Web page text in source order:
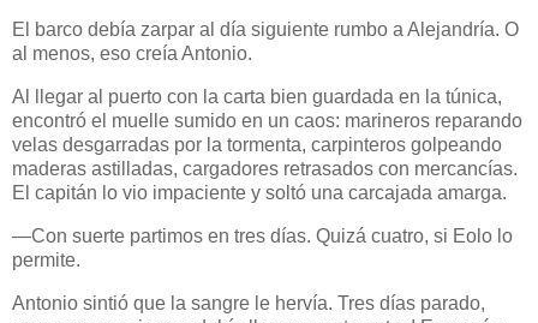
El barco debía zarpar al día siguiente rumbo a Alejandría. O
al menos, eso creía Antonio.
Al llegar al puerto con la carta bien guardada en la túnica,
encontró el muelle sumido en un caos: marineros reparando
velas desgarradas por la tormenta, carpinteros golpeando
maderas astilladas, cargadores retrasados con mercancías.
El capitán lo vio impaciente y soltó una carcajada amarga.
—Con suerte partimos en tres días. Quizá cuatro, si Eolo lo
permite.
Antonio sintió que la sangre le hervía. Tres días parado,